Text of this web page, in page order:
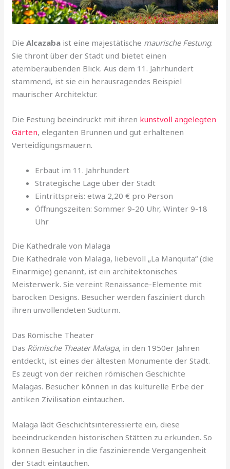
DieAlcazaba ist eine majestätische maurische Festung.
Sie thront über der Stadt und bietet einen
atemberaubenden Blick. Aus dem 11. Jahrhundert
stammend, ist sie ein herausragendes Beispiel
maurischer Architektur.
Die Festung beeindruckt mit ihren kunstvoll angelegten
Gärten, eleganten Brunnen und gut erhaltenen
Verteidigungsmauern.
Erbaut im 11. Jahrhundert
Strategische Lage über der Stadt
Eintrittspreis: etwa 2,20 € pro Person
Öffnungszeiten: Sommer 9-20 Uhr, Winter 9-18
Uhr
Die Kathedrale von Malaga
Die Kathedrale von Malaga, liebevoll „La Manquita“ (die
Einarmige) genannt, ist ein architektonisches
Meisterwerk. Sie vereint Renaissance-Elemente mit
barocken Designs. Besucher werden fasziniert durch
ihren unvollendeten Südturm.
Das Römische Theater
Das Römische Theater Malaga, in den 1950er Jahren
entdeckt, ist eines der ältesten Monumente der Stadt.
Es zeugt von der reichen römischen Geschichte
Malagas. Besucher können in das kulturelle Erbe der
antiken Zivilisation eintauchen.
Malaga lädt Geschichtsinteressierte ein, diese
beeindruckenden historischen Stätten zu erkunden. So
können Besucher in die faszinierende Vergangenheit
der Stadt eintauchen.